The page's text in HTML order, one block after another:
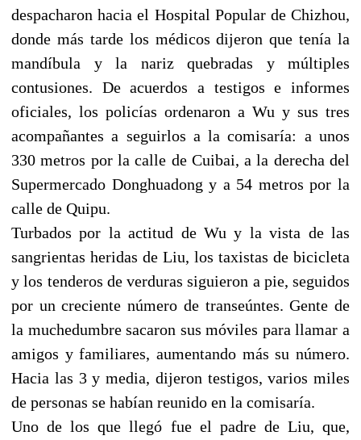
despacharon hacia el Hospital Popular de Chizhou,
donde más tarde los médicos dijeron que tenía la
mandíbula y la nariz quebradas y múltiples
contusiones. De acuerdos a testigos e informes
oficiales, los policías ordenaron a Wu y sus tres
acompañantes a seguirlos a la comisaría: a unos
330 metros por la calle de Cuibai, a la derecha del
Supermercado Donghuadong y a 54 metros por la
calle de Quipu.
Turbados por la actitud de Wu y la vista de las
sangrientas heridas de Liu, los taxistas de bicicleta
y los tenderos de verduras siguieron a pie, seguidos
por un creciente número de transeúntes. Gente de
la muchedumbre sacaron sus móviles para llamar a
amigos y familiares, aumentando más su número.
Hacia las 3 y media, dijeron testigos, varios miles
de personas se habían reunido en la comisaría.
Uno de los que llegó fue el padre de Liu, que,